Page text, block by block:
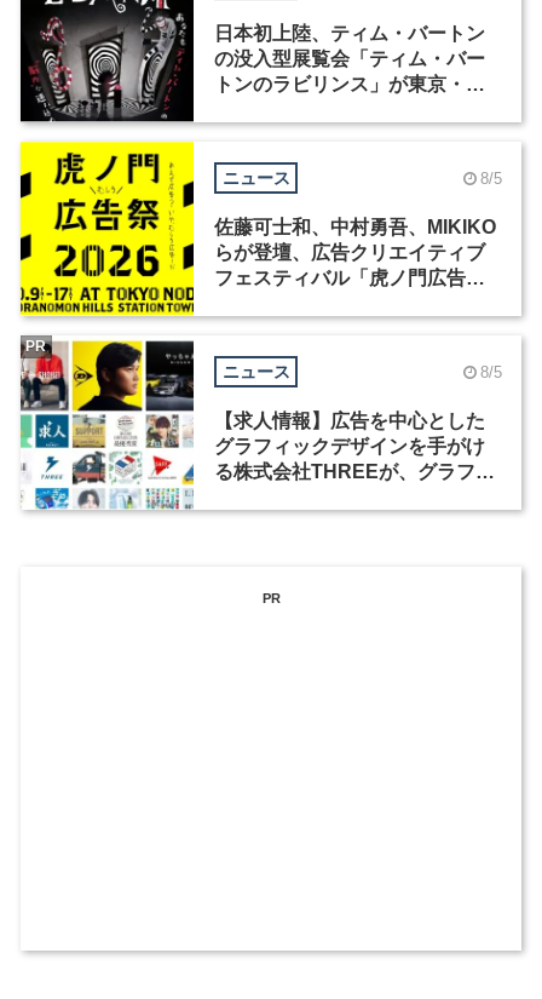
日本初上陸、ティム・バートン
の没入型展覧会「ティム・バー
トンのラビリンス」が東京・豊
ニュース 8/5
佐藤可士和、中村勇吾、MIKIKO
らが登壇、広告クリエイティブ
フェスティバル「虎ノ門広告
ニュース 8/5
【求人情報】広告を中心とした
グラフィックデザインを手がけ
る株式会社THREEが、グラフィ
PR
PR